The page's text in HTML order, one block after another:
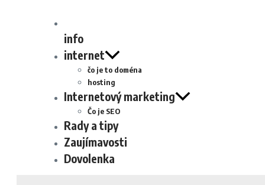
info
internet
čo je to doména
hosting
Internetový marketing
Čo je SEO
Rady a tipy
Zaujímavosti
Dovolenka